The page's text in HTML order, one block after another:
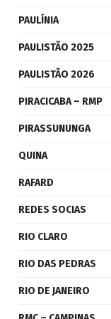
PAULÍNIA
PAULISTÃO 2025
PAULISTÃO 2026
PIRACICABA – RMP
PIRASSUNUNGA
QUINA
RAFARD
REDES SOCIAS
RIO CLARO
RIO DAS PEDRAS
RIO DE JANEIRO